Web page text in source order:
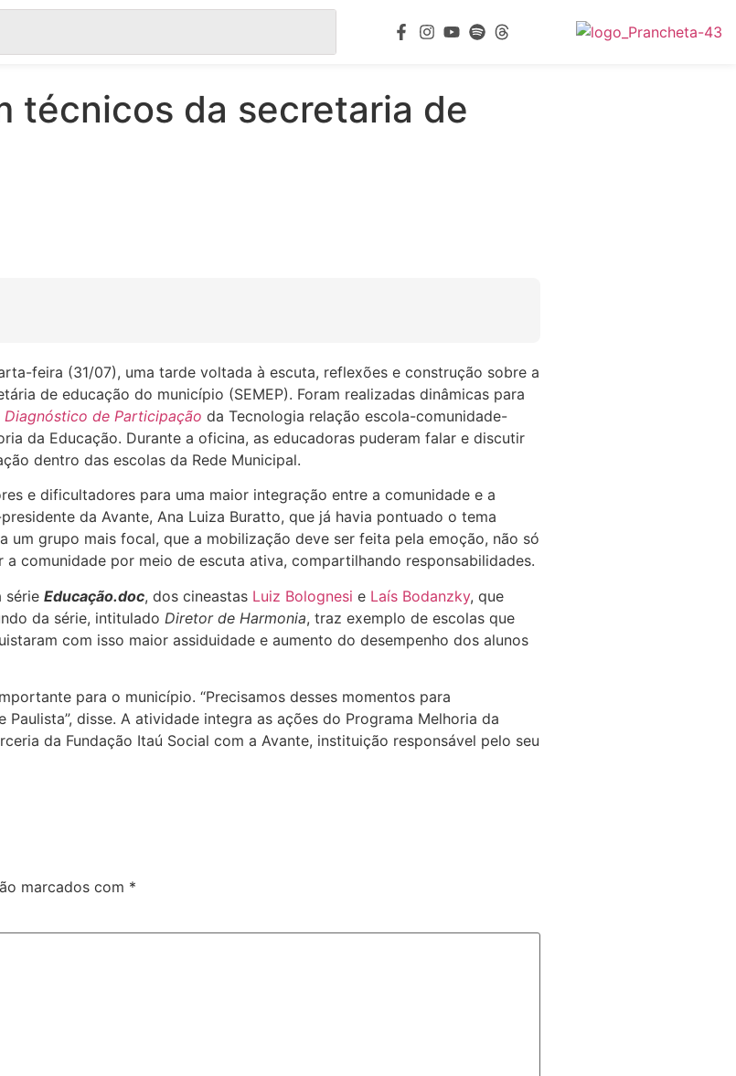
técnicos da secretaria de
feira (31/07), uma tarde voltada à escuta, reflexões e construção sobre a
de educação do município (SEMEP). Foram realizadas dinâmicas para
de Participação da Tecnologia relação escola-comunidade-
da Educação. Durante a oficina, as educadoras puderam falar e discutir
dentro das escolas da Rede Municipal.
e dificultadores para uma maior integração entre a comunidade e a
da Avante, Ana Luiza Buratto, que já havia pontuado o tema
grupo mais focal, que a mobilização deve ser feita pela emoção, não só
comunidade por meio de escuta ativa, compartilhando responsabilidades.
série Educação.doc, dos cineastas Luiz Bolognesi e Laís Bodanzky, que
da série, intitulado Diretor de Harmonia, traz exemplo de escolas que
com isso maior assiduidade e aumento do desempenho dos alunos
para o município. “Precisamos desses momentos para
disse. A atividade integra as ações do Programa Melhoria da
da Fundação Itaú Social com a Avante, instituição responsável pelo seu
marcados com *